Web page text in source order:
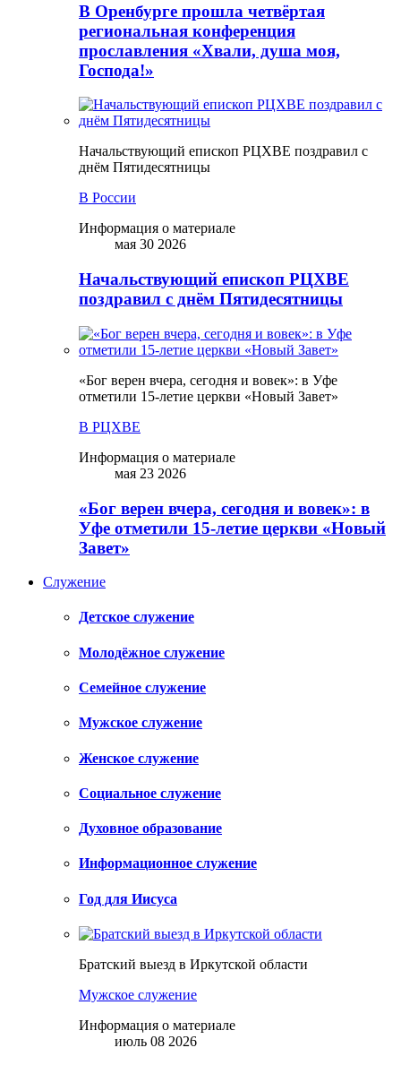
В Оренбурге прошла четвёртая
региональная конференция
прославления «Хвали, душа моя,
Господа!»
Начальствующий епископ РЦХВЕ поздравил с
днём Пятидесятницы
В России
Информация о материале
мая 30 2026
Начальствующий епископ РЦХВЕ
поздравил с днём Пятидесятницы
«Бог верен вчера, сегодня и вовек»: в Уфе
отметили 15-летие церкви «Новый Завет»
В РЦХВЕ
Информация о материале
мая 23 2026
«Бог верен вчера, сегодня и вовек»: в
Уфе отметили 15-летие церкви «Новый
Завет»
Служение
Детское служение
Молодёжное служение
Семейное служение
Мужское служение
Женское служение
Социальное служение
Духовное образование
Информационное служение
Год для Иисуса
Братский выезд в Иркутской области
Мужское служение
Информация о материале
июль 08 2026